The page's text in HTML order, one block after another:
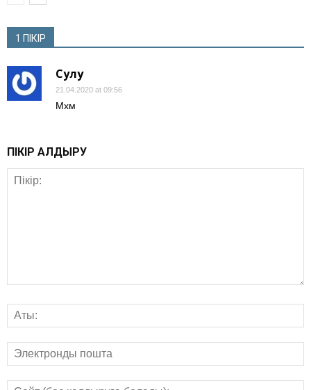
1 ПІКІР
Сулу
21.04.2020 at 09:56
Мхм
ПІКІР ҚАЛДЫРУ